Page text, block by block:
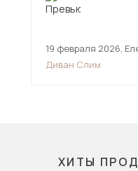
19 февраля 2026,
Диван Слим
ХИТЫ